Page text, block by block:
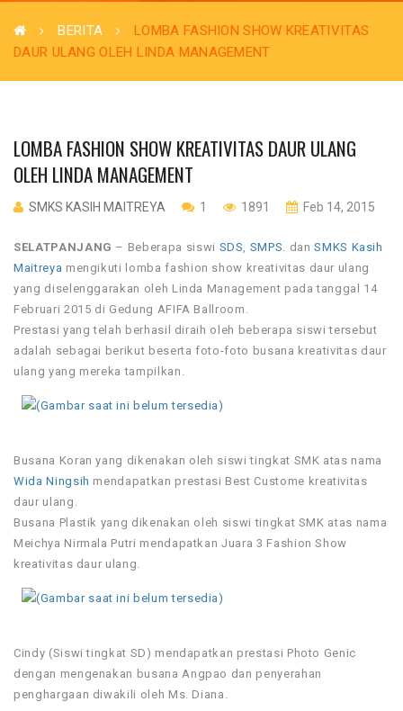
BERITA
LOMBA FASHION SHOW KREATIVITAS
DAUR ULANG OLEH LINDA MANAGEMENT
LOMBA FASHION SHOW KREATIVITAS DAUR ULANG
OLEH LINDA MANAGEMENT
SMKS KASIH MAITREYA 1 1891 Feb 14, 2015
SELATPANJANG – Beberapa siswi SDS, SMPS. danSMKS Kasih
Maitreya mengikuti lomba fashion show kreativitas daur ulang
yang diselenggarakan oleh Linda Management pada tanggal 14
Februari 2015 di Gedung AFIFA Ballroom.
Prestasi yang telah berhasil diraih oleh beberapa siswi tersebut
adalah sebagai berikut beserta foto-foto busana kreativitas daur
ulang yang mereka tampilkan.
Busana Koran yang dikenakan oleh siswi tingkat SMK atas nama
Wida Ningsih mendapatkan prestasi Best Custome kreativitas
daur ulang.
Busana Plastik yang dikenakan oleh siswi tingkat SMK atas nama
Meichya Nirmala Putri mendapatkan Juara 3 Fashion Show
kreativitas daur ulang.
Cindy (Siswi tingkat SD) mendapatkan prestasi Photo Genic
dengan mengenakan busana Angpao dan penyerahan
penghargaan diwakili oleh Ms. Diana.